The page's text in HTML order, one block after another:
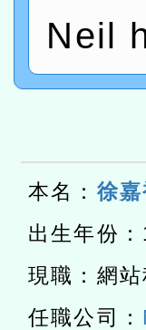
研習
北場
臺北
班」
轉知
共融
教育
擴大
措施
本市
材2
導
115
市孔
「
宜
轉知
Neil
本名： 徐
出生年份
現職：網
任職公司：